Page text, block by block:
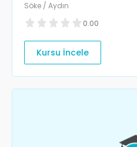
Söke / Aydın
0.00
Kursu İncele